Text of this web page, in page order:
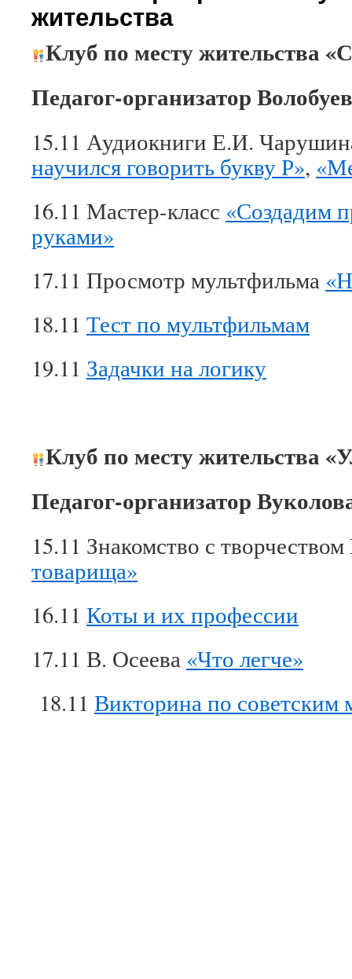
жительства
Клуб по месту
Педагог-организатор
15.11 Аудиокниги Е.И.
научился говорить букву Р»,
16.11 Мастер-класс «Создадим
руками»
17.11 Просмотр мультфильма
18.11 Тест по мультфильмам
19.11 Задачки на логику
Клуб по месту жительства
Педагог-организатор
15.11 Знакомство с
товарища»
16.11 Коты и их профессии
17.11 В. Осеева «Что легче»
18.11 Викторина по советским